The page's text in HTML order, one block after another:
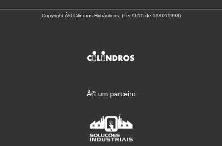
Copyright Â© Cilindros Hidráulicos. (Lei 9610 de 19/02/1998)
Ã© um parceiro